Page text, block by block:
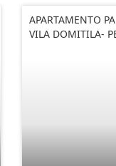
APARTAMENTO
VILA DOMITILA-